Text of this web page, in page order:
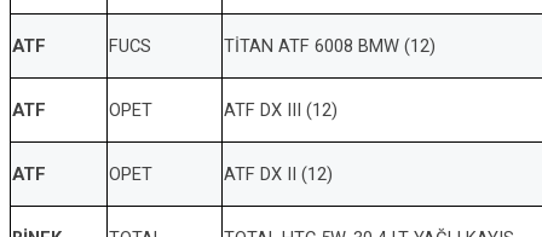
ATF FUCS TİTAN ATF 6008 BMW (12)
ATF OPET ATF DX III (12)
ATF OPET ATF DX II (12)